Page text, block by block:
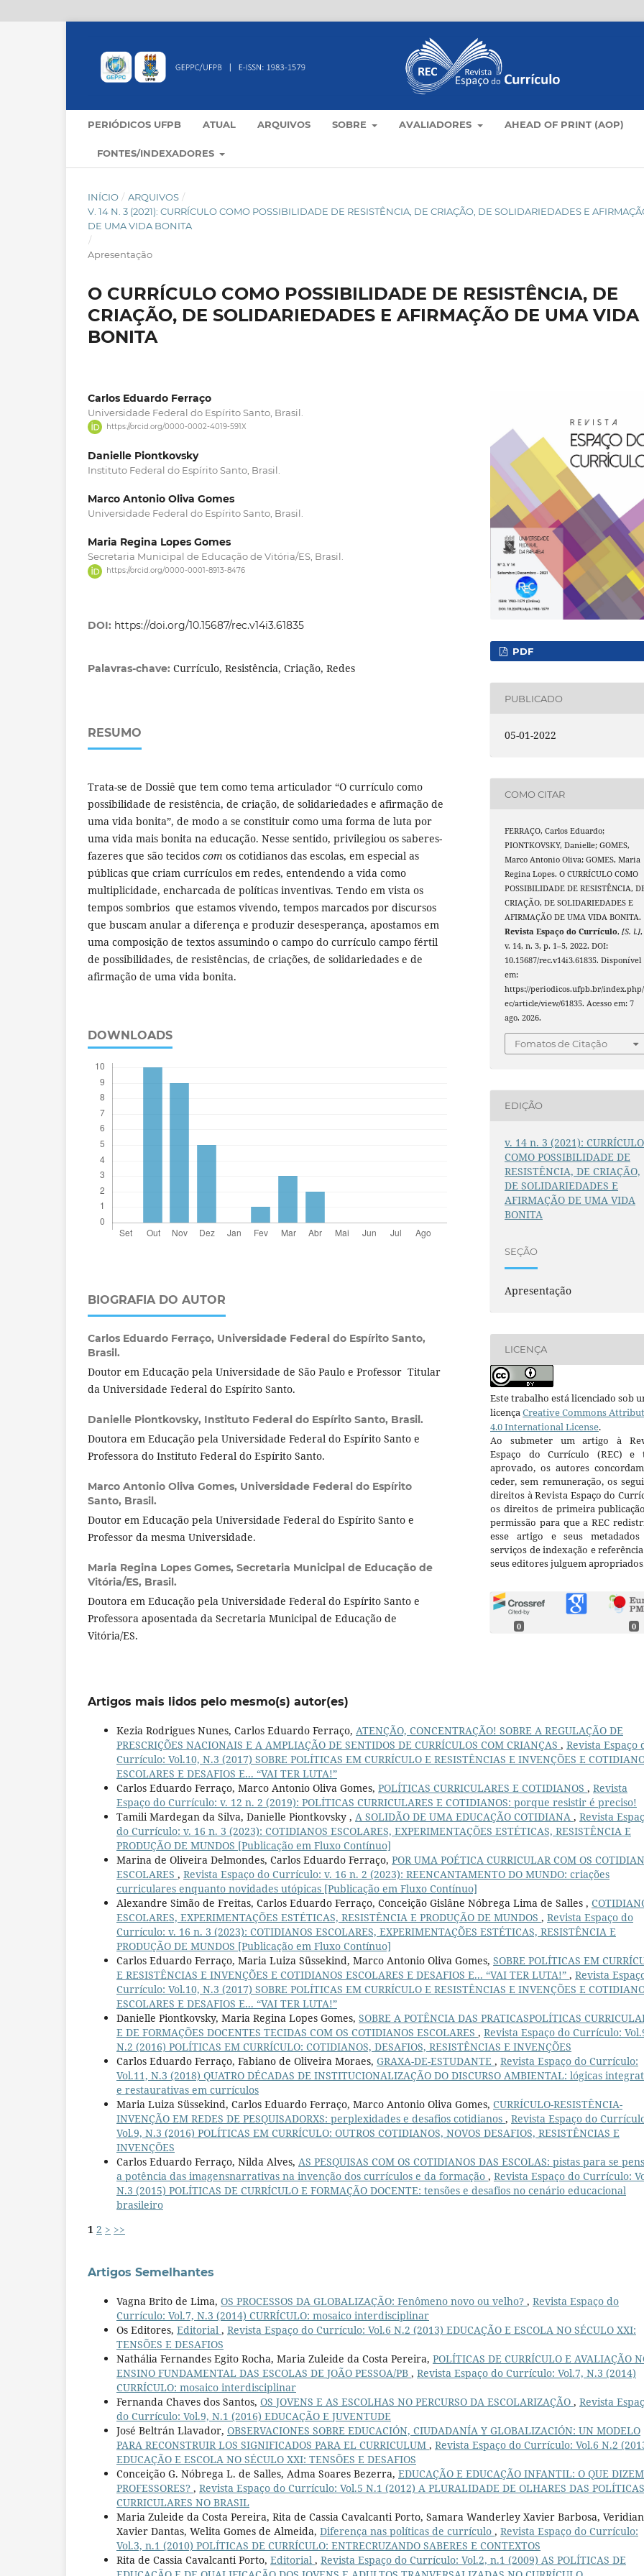
PERIÓDICOS UFPB ATUAL ARQUIVOS SOBRE AVALIADORES AHEAD OF PRINT (AOP)
FONTES/INDEXADORES
INÍCIO / ARQUIVOS /
V. 14 N. 3 (2021): CURRÍCULO COMO POSSIBILIDADE DE RESISTÊNCIA, DE CRIAÇÃO, DE SOLIDARIEDADES E
DE UMA VIDA BONITA
/
Apresentação
O CURRÍCULO COMO POSSIBILIDADE DE RESISTÊNCIA, DE
CRIAÇÃO, DE SOLIDARIEDADES E AFIRMAÇÃO DE UMA VIDA
BONITA
Carlos Eduardo Ferraço
Universidade Federal do Espírito Santo, Brasil.
https://orcid.org/0000-0002-4019-591X
Danielle Piontkovsky
Instituto Federal do Espírito Santo, Brasil.
Marco Antonio Oliva Gomes
Universidade Federal do Espírito Santo, Brasil.
Maria Regina Lopes Gomes
Secretaria Municipal de Educação de Vitória/ES, Brasil.
https://orcid.org/0000-0001-8913-8476
DOI: https://doi.org/10.15687/rec.v14i3.61835
Palavras-chave: Currículo, Resistência, Criação, Redes
RESUMO
Trata-se de Dossiê que tem como tema articulador “O currículo como
possibilidade de resistência, de criação, de solidariedades e afirmação de
uma vida bonita”, de modo a se constituir como uma forma de luta por
uma vida mais bonita na educação. Nesse sentido, privilegiou os saberes-
fazeres que são tecidos com os cotidianos das escolas, em especial as
públicas que criam currículos em redes, entendendo a vida como
multiplicidade, encharcada de políticas inventivas. Tendo em vista os
tempos sombrios que estamos vivendo, tempos marcados por discursos
que buscam anular a diferença e produzir desesperança, apostamos em
uma composição de textos assumindo o campo do currículo campo fértil
de possibilidades, de resistências, de criações, de solidariedades e de
afirmação de uma vida bonita.
DOWNLOADS
BIOGRAFIA DO AUTOR
Carlos Eduardo Ferraço, Universidade Federal do Espírito Santo,
Brasil.
Doutor em Educação pela Universidade de São Paulo e Professor Titular
da Universidade Federal do Espírito Santo.
Danielle Piontkovsky, Instituto Federal do Espírito Santo, Brasil.
Doutora em Educação pela Universidade Federal do Espírito Santo e
Professora do Instituto Federal do Espírito Santo.
Marco Antonio Oliva Gomes, Universidade Federal do Espírito
Santo, Brasil.
Doutor em Educação pela Universidade Federal do Espírito Santo e
Professor da mesma Universidade.
Maria Regina Lopes Gomes, Secretaria Municipal de Educação de
Vitória/ES, Brasil.
Doutora em Educação pela Universidade Federal do Espírito Santo e
Professora aposentada da Secretaria Municipal de Educação de
Vitória/ES.
PDF
PUBLICADO
05-01-2022
COMO CITAR
FERRAÇO, Carlos Eduardo;
PIONTKOVSKY, Danielle; GOMES,
Marco Antonio Oliva; GOMES, Maria
Regina Lopes. O CURRÍCULO COMO
POSSIBILIDADE DE RESISTÊNCIA,
CRIAÇÃO, DE SOLIDARIEDADES E
AFIRMAÇÃO DE UMA VIDA BONITA.
Revista Espaço do Currículo,[S. l.],
v. 14, n. 3, p. 1–5, 2022. DOI:
10.15687/rec.v14i3.61835. Disponível
em:
https://periodicos.ufpb.br/
ec/article/view/61835. Acesso em: 7
ago. 2026.
Fomatos de Citação
EDIÇÃO
v. 14 n. 3 (2021): CURRÍCULO
COMO POSSIBILIDADE DE
RESISTÊNCIA, DE CRIAÇÃO,
DE SOLIDARIEDADES E
AFIRMAÇÃO DE UMA VIDA
BONITA
SEÇÃO
Apresentação
LICENÇA
Este trabalho está licenciado sob
licençaCreative Commons
4.0 International License.
Ao submeter um artigo à
Espaço do Currículo (REC) e
aprovado, os autores
ceder, sem remuneração, os
direitos à Revista Espaço do
os direitos de primeira
permissão para que a REC
esse artigo e seus metadados
serviços de indexação e
seus editores julguem
0 0
Artigos mais lidos pelo mesmo(s) autor(es)
Kezia Rodrigues Nunes, Carlos Eduardo Ferraço, ATENÇÃO, CONCENTRAÇÃO! SOBRE A REGULAÇÃO DE
PRESCRIÇÕES NACIONAIS E A AMPLIAÇÃO DE SENTIDOS DE CURRÍCULOS COM CRIANÇAS , Revista Espaço
Currículo: Vol.10, N.3 (2017) SOBRE POLÍTICAS EM CURRÍCULO E RESISTÊNCIAS E INVENÇÕES E
ESCOLARES E DESAFIOS E... “VAI TER LUTA!”
Carlos Eduardo Ferraço, Marco Antonio Oliva Gomes, POLÍTICAS CURRICULARES E COTIDIANOS , Revista
Espaço do Currículo: v. 12 n. 2 (2019): POLÍTICAS CURRICULARES E COTIDIANOS: porque resistir é preciso!
Tamili Mardegan da Silva, Danielle Piontkovsky , A SOLIDÃO DE UMA EDUCAÇÃO COTIDIANA , Revista
do Currículo: v. 16 n. 3 (2023): COTIDIANOS ESCOLARES, EXPERIMENTAÇÕES ESTÉTICAS, RESISTÊNCIA E
PRODUÇÃO DE MUNDOS [Publicação em Fluxo Contínuo]
Marina de Oliveira Delmondes, Carlos Eduardo Ferraço, POR UMA POÉTICA CURRICULAR COM OS
ESCOLARES , Revista Espaço do Currículo: v. 16 n. 2 (2023): REENCANTAMENTO DO MUNDO: criações
curriculares enquanto novidades utópicas [Publicação em Fluxo Contínuo]
Alexandre Simão de Freitas, Carlos Eduardo Ferraço, Conceição Gislâne Nóbrega Lima de Salles ,
ESCOLARES, EXPERIMENTAÇÕES ESTÉTICAS, RESISTÊNCIA E PRODUÇÃO DE MUNDOS , Revista Espaço do
Currículo: v. 16 n. 3 (2023): COTIDIANOS ESCOLARES, EXPERIMENTAÇÕES ESTÉTICAS, RESISTÊNCIA E
PRODUÇÃO DE MUNDOS [Publicação em Fluxo Contínuo]
Carlos Eduardo Ferraço, Maria Luiza Süssekind, Marco Antonio Oliva Gomes, SOBRE POLÍTICAS EM
E RESISTÊNCIAS E INVENÇÕES E COTIDIANOS ESCOLARES E DESAFIOS E... “VAI TER LUTA!” , Revista
Currículo: Vol.10, N.3 (2017) SOBRE POLÍTICAS EM CURRÍCULO E RESISTÊNCIAS E INVENÇÕES E
ESCOLARES E DESAFIOS E... “VAI TER LUTA!”
Danielle Piontkovsky, Maria Regina Lopes Gomes, SOBRE A POTÊNCIA DAS PRATICASPOLÍTICAS
E DE FORMAÇÕES DOCENTES TECIDAS COM OS COTIDIANOS ESCOLARES , Revista Espaço do Currículo:
N.2 (2016) POLÍTICAS EM CURRÍCULO: COTIDIANOS, DESAFIOS, RESISTÊNCIAS E INVENÇÕES
Carlos Eduardo Ferraço, Fabiano de Oliveira Moraes, GRAXA-DE-ESTUDANTE , Revista Espaço do Currículo:
Vol.11, N.3 (2018) QUATRO DÉCADAS DE INSTITUCIONALIZAÇÃO DO DISCURSO AMBIENTAL: lógicas
e restaurativas em currículos
Maria Luiza Süssekind, Carlos Eduardo Ferraço, Marco Antonio Oliva Gomes, CURRÍCULO-RESISTÊNCIA-
INVENÇÃO EM REDES DE PESQUISADORXS: perplexidades e desafios cotidianos , Revista Espaço do
Vol.9, N.3 (2016) POLÍTICAS EM CURRÍCULO: OUTROS COTIDIANOS, NOVOS DESAFIOS, RESISTÊNCIAS E
INVENÇÕES
Carlos Eduardo Ferraço, Nilda Alves, AS PESQUISAS COM OS COTIDIANOS DAS ESCOLAS: pistas para se
a potência das imagensnarrativas na invenção dos currículos e da formação , Revista Espaço do Currículo:
N.3 (2015) POLÍTICAS DE CURRÍCULO E FORMAÇÃO DOCENTE: tensões e desafios no cenário educacional
brasileiro
1 2 > >>
Artigos Semelhantes
Vagna Brito de Lima, OS PROCESSOS DA GLOBALIZAÇÃO: Fenômeno novo ou velho? , Revista Espaço do
Currículo: Vol.7, N.3 (2014) CURRÍCULO: mosaico interdisciplinar
Os Editores, Editorial , Revista Espaço do Currículo: Vol.6 N.2 (2013) EDUCAÇÃO E ESCOLA NO SÉCULO XXI:
TENSÕES E DESAFIOS
Nathália Fernandes Egito Rocha, Maria Zuleide da Costa Pereira, POLÍTICAS DE CURRÍCULO E AVALIAÇÃO
ENSINO FUNDAMENTAL DAS ESCOLAS DE JOÃO PESSOA/PB , Revista Espaço do Currículo: Vol.7, N.3 (2014)
CURRÍCULO: mosaico interdisciplinar
Fernanda Chaves dos Santos, OS JOVENS E AS ESCOLHAS NO PERCURSO DA ESCOLARIZAÇÃO , Revista
do Currículo: Vol.9, N.1 (2016) EDUCAÇÃO E JUVENTUDE
José Beltrán Llavador, OBSERVACIONES SOBRE EDUCACIÓN, CIUDADANÍA Y GLOBALIZACIÓN: UN MODELO
PARA RECONSTRUIR LOS SIGNIFICADOS PARA EL CURRICULUM , Revista Espaço do Currículo: Vol.6 N.2
EDUCAÇÃO E ESCOLA NO SÉCULO XXI: TENSÕES E DESAFIOS
Conceição G. Nóbrega L. de Salles, Adma Soares Bezerra, EDUCAÇÃO E EDUCAÇÃO INFANTIL: O QUE
PROFESSORES? , Revista Espaço do Currículo: Vol.5 N.1 (2012) A PLURALIDADE DE OLHARES DAS POLÍTICAS
CURRICULARES NO BRASIL
Maria Zuleide da Costa Pereira, Rita de Cassia Cavalcanti Porto, Samara Wanderley Xavier Barbosa,
Xavier Dantas, Welita Gomes de Almeida, Diferença nas políticas de currículo , Revista Espaço do Currículo:
Vol.3, n.1 (2010) POLÍTICAS DE CURRÍCULO: ENTRECRUZANDO SABERES E CONTEXTOS
Rita de Cassia Cavalcanti Porto, Editorial , Revista Espaço do Currículo: Vol.2, n.1 (2009) AS POLÍTICAS DE